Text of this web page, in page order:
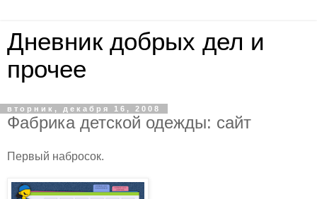
Дневник добрых дел и
прочее
вторник, декабря 16, 2008
Фабрика детской одежды: сайт
Первый набросок.